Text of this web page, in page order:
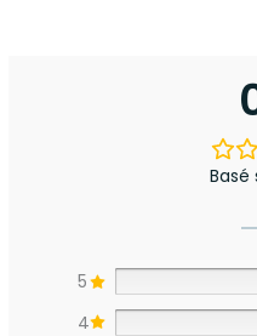
Basé
5
4